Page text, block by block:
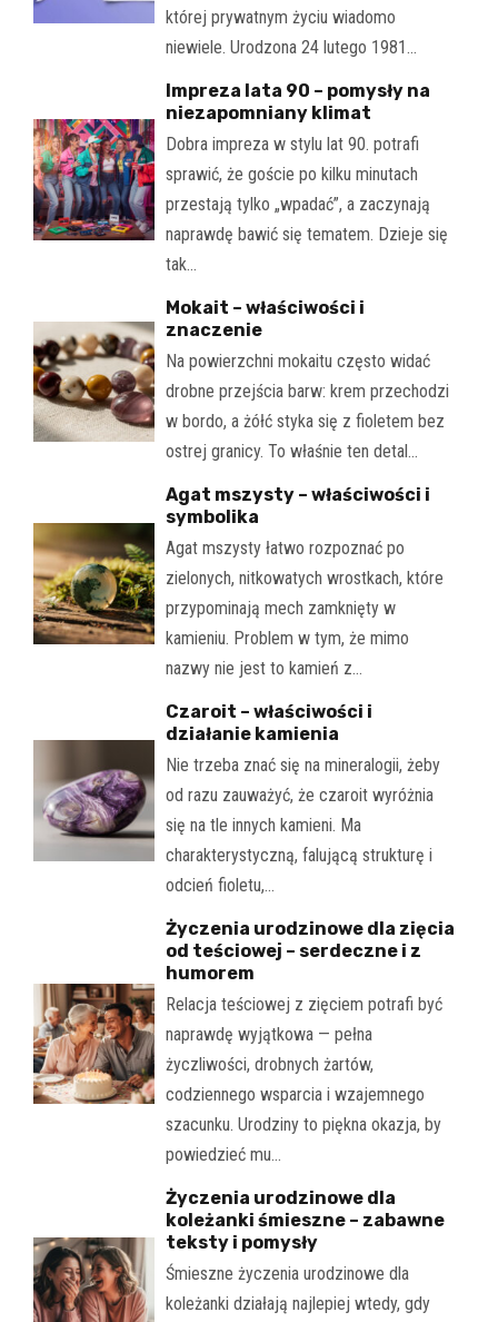
której prywatnym życiu wiadomo
niewiele. Urodzona 24 lutego 1981…
Impreza lata 90 – pomysły na
niezapomniany klimat
Dobra impreza w stylu lat 90. potrafi
sprawić, że goście po kilku minutach
przestają tylko „wpadać”, a zaczynają
naprawdę bawić się tematem. Dzieje się
tak…
Mokait – właściwości i
znaczenie
Na powierzchni mokaitu często widać
drobne przejścia barw: krem przechodzi
w bordo, a żółć styka się z fioletem bez
ostrej granicy. To właśnie ten detal…
Agat mszysty – właściwości i
symbolika
Agat mszysty łatwo rozpoznać po
zielonych, nitkowatych wrostkach, które
przypominają mech zamknięty w
kamieniu. Problem w tym, że mimo
nazwy nie jest to kamień z…
Czaroit – właściwości i
działanie kamienia
Nie trzeba znać się na mineralogii, żeby
od razu zauważyć, że czaroit wyróżnia
się na tle innych kamieni. Ma
charakterystyczną, falującą strukturę i
odcień fioletu,…
Życzenia urodzinowe dla zięcia
od teściowej – serdeczne i z
humorem
Relacja teściowej z zięciem potrafi być
naprawdę wyjątkowa — pełna
życzliwości, drobnych żartów,
codziennego wsparcia i wzajemnego
szacunku. Urodziny to piękna okazja, by
powiedzieć mu…
Życzenia urodzinowe dla
koleżanki śmieszne – zabawne
teksty i pomysły
Śmieszne życzenia urodzinowe dla
koleżanki działają najlepiej wtedy, gdy